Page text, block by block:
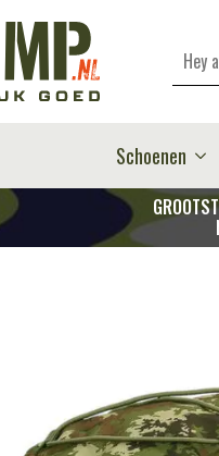
Zoeken
Schoenen